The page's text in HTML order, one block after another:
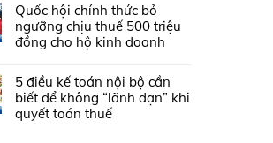
Quốc hội chính thức bỏ
ngưỡng chịu thuế 500 triệu
đồng cho hộ kinh doanh
5 điều kế toán nội bộ cần
biết để không “lãnh đạn” khi
quyết toán thuế